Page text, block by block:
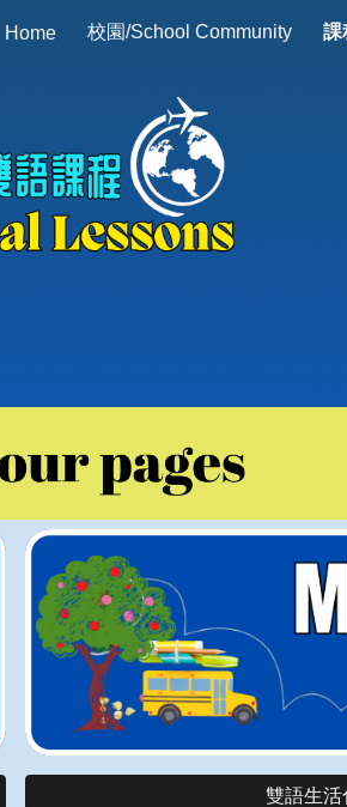
Skip to navigation
Home 校園/School Community 課
雙語生活